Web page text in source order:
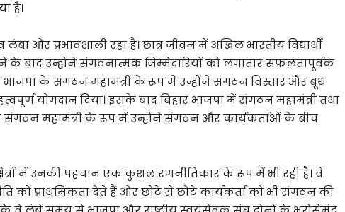
है।
और प्रभावशाली रहा है। छात्र जीवन में अखिल भारतीय विद्यार्थी
के बाद उन्होंने संगठनात्मक जिम्मेदारियों को लगातार सफलतापूर्वक
भाजपा के संगठन महामंत्री के रूप में उन्होंने संगठन विस्तार और बूथ
योगदान दिया। इसके बाद बिहार भाजपा में संगठन महामंत्री तथा
संगठन महामंत्री के रूप में उन्होंने संगठन और कार्यकर्ताओं के बीच
में उनकी पहचान एक कुशल रणनीतिकार के रूप में भी रही है। वे
को प्राथमिकता देते हैं और छोटे से छोटे कार्यकर्ता को भी संगठन की